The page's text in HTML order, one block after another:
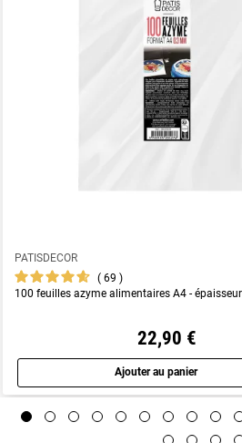
PATISDECOR
69
100 feuilles azyme alimentaires A4 -
22,90 €
Ajouter au panier
Aperçu